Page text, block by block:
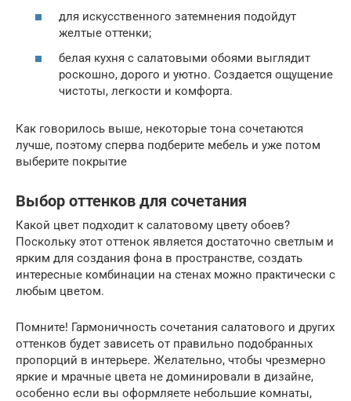
для искусственного затемнения подойдут
желтые оттенки;
белая кухня с салатовыми обоями выглядит
роскошно, дорого и уютно. Создается ощущение
чистоты, легкости и комфорта.
Как говорилось выше, некоторые тона сочетаются
лучше, поэтому сперва подберите мебель и уже потом
выберите покрытие
Выбор оттенков для сочетания
Какой цвет подходит к салатовому цвету обоев?
Поскольку этот оттенок является достаточно светлым и
ярким для создания фона в пространстве, создать
интересные комбинации на стенах можно практически с
любым цветом.
Помните! Гармоничность сочетания салатового и других
оттенков будет зависеть от правильно подобранных
пропорций в интерьере. Желательно, чтобы чрезмерно
яркие и мрачные цвета не доминировали в дизайне,
особенно если вы оформляете небольшие комнаты,